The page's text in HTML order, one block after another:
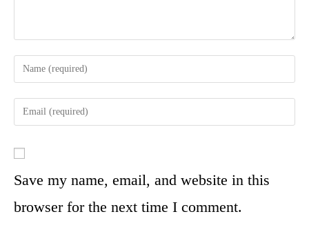
Save my name, email, and website in this
browser for the next time I comment.